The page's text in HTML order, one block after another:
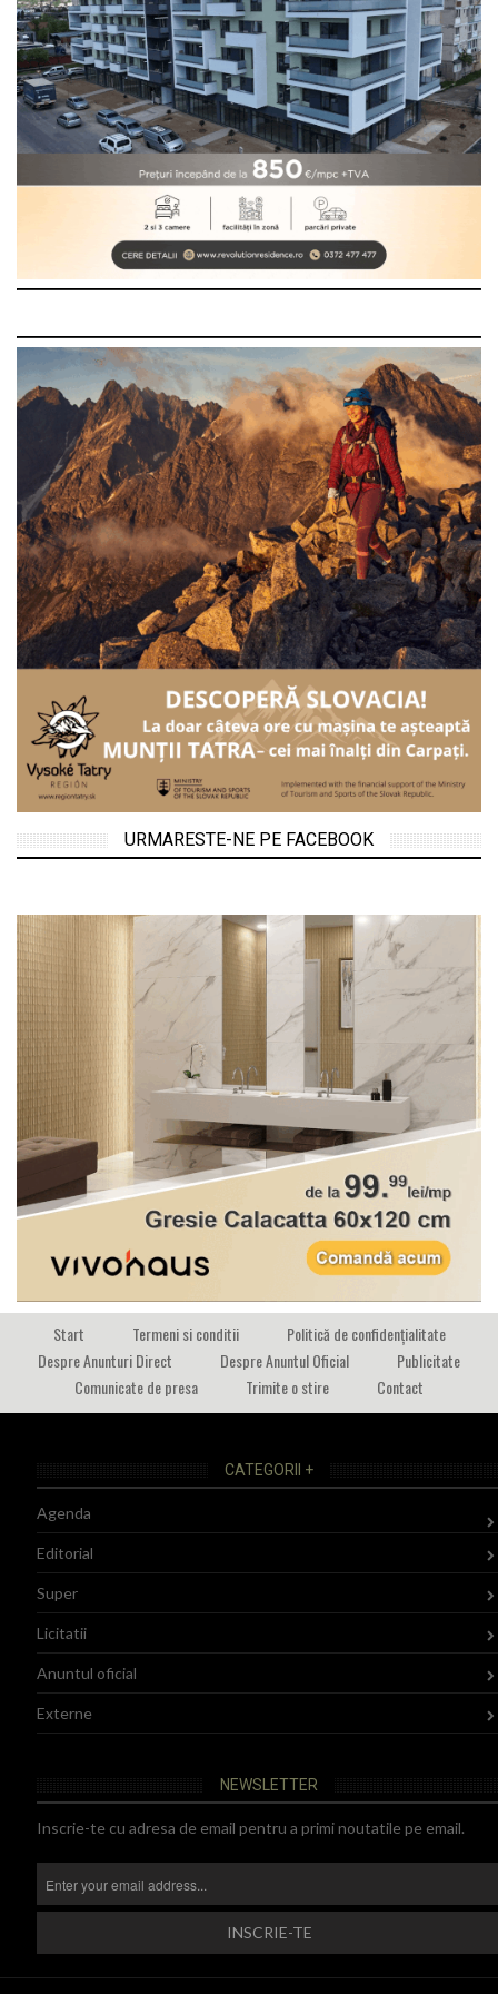
URMARESTE-NE PE FACEBOOK
Start Termeni si conditii
Politică de confidențialitate
Despre Anunturi Direct
Despre Anuntul Oficial
Publicitate
Comunicate de presa
Trimite o stire Contact
CATEGORII +
Agenda
Editorial
Super
Licitatii
Anuntul oficial
Externe
NEWSLETTER
Inscrie-te cu adresa de email pentru a primi noutatile pe email.